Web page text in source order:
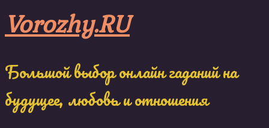
to
content
Vorozhy.RU
Большой выбор онлайн гаданий на
будущее, любовь и отношения